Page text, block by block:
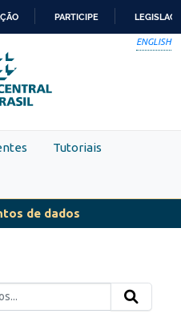
PARA
O
CONTEÚDO
PARTICIPE
ENGLISH
Tutoriais
de dados